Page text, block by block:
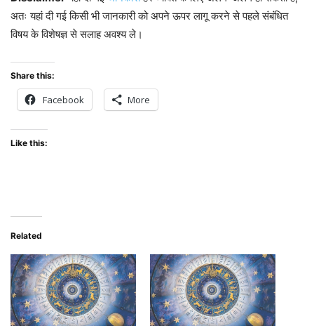
अतः यहां दी गई किसी भी जानकारी को अपने ऊपर लागू करने से पहले संबंधित
विषय के विशेषज्ञ से सलाह अवश्य ले।
Share this:
Facebook More
Like this:
Related